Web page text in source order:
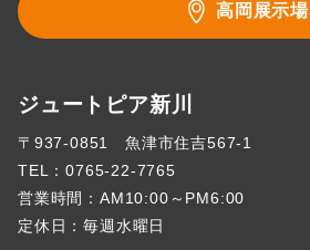
高岡展示場
ジュートピア新川
〒937-0851 魚津市住吉567-1
TEL：0765-22-7765
営業時間：AM10:00～PM6:00
定休日：毎週水曜日